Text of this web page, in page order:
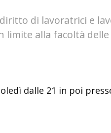
di lavoratrici e
alla facoltà delle
dalle 21 in poi